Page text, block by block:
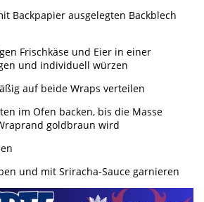
Backpapier ausgelegten Backblech
Frischkäse und Eier in einer
und individuell würzen
auf beide Wraps verteilen
im Ofen backen, bis die Masse
goldbraun wird
und mit Sriracha-Sauce garnieren